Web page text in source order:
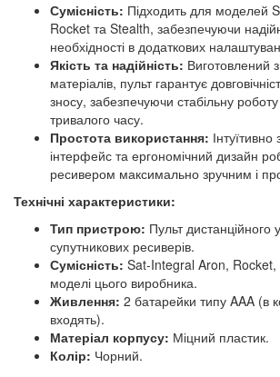
Сумісність: Підходить для моделей
Rocket та Stealth, забезпечуючи
необхідності в додаткових
Якість та надійність: Виготовлений
матеріалів, пульт гарантує
зносу, забезпечуючи стабільну
тривалого часу.
Простота використання: Інтуїтивно
інтерфейс та ергономічний дизайн
ресивером максимально зручним і
Технічні характеристики:
Тип пристрою: Пульт дистанційного
супутникових ресиверів.
Сумісність: Sat-Integral Aron, Rocket,
моделі цього виробника.
Живлення: 2 батарейки типу AAA (в
входять).
Матеріал корпусу: Міцний пластик.
Колір: Чорний.